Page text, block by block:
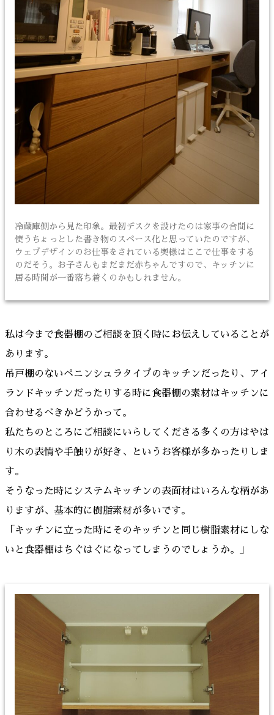
冷蔵庫側から見た印象。最初デスクを設けたのは家事の合間に
使うちょっとした書き物のスペース化と思っていたのですが、
ウェブデザインのお仕事をされている奥様はここで仕事をする
のだそう。お子さんもまだまだ赤ちゃんですので、キッチンに
居る時間が一番落ち着くのかもしれません。
私は今まで食器棚のご相談を頂く時にお伝えしていることが
あります。
吊戸棚のないペニンシュラタイプのキッチンだったり、アイ
ランドキッチンだったりする時に食器棚の素材はキッチンに
合わせるべきかどうかって。
私たちのところにご相談にいらしてくださる多くの方はやは
り木の表情や手触りが好き、というお客様が多かったりしま
す。
そうなった時にシステムキッチンの表面材はいろんな柄があ
りますが、基本的に樹脂素材が多いです。
「キッチンに立った時にそのキッチンと同じ樹脂素材にしな
いと食器棚はちぐはぐになってしまうのでしょうか。」